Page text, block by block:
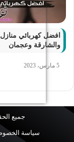
افضل كهربائي
والشارقة وعجمان
5 مارس، 2023
جميع
سياسة